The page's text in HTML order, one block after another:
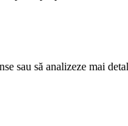
sau să analizeze mai